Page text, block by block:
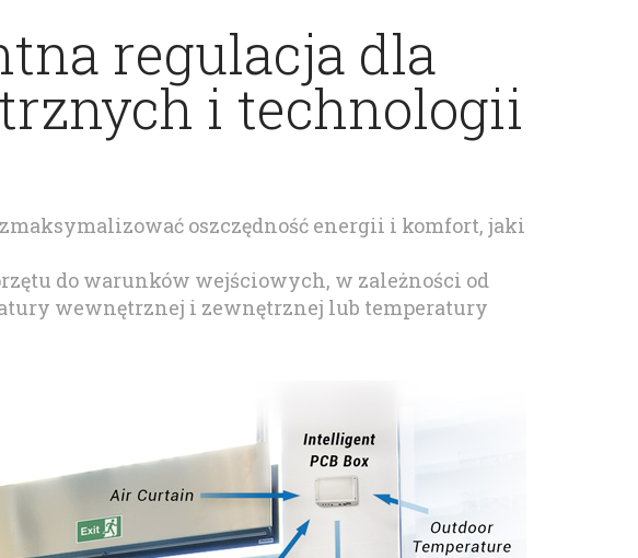
regulacja dla
i technologii
oszczędność energii i komfort, jaki
do warunków wejściowych, w zależności od
wewnętrznej i zewnętrznej lub temperatury